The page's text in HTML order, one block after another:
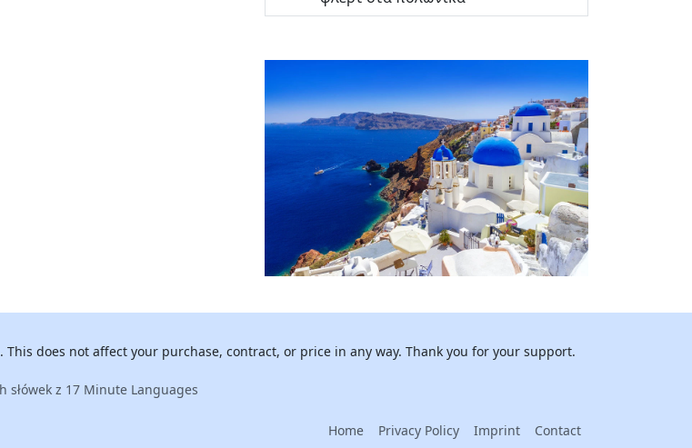
does not affect your purchase, contract, or price in any way. Thank you for your support.
słówek z 17 Minute Languages
Home Privacy Policy Imprint Contact